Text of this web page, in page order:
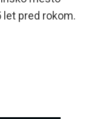
let pred rokom.